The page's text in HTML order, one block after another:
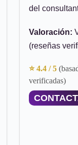
del
Valoración:
(reseñas
⭐ 4.4 / 5
verificadas)